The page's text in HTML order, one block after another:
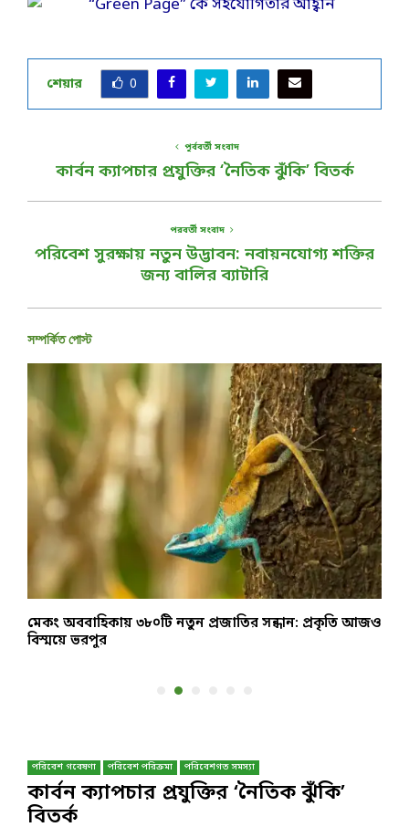
শেয়ার 0
পূর্ববর্তী সংবাদ
কার্বন ক্যাপচার প্রযুক্তির ‘নৈতিক ঝুঁকি’ বিতর্ক
পরবর্তী সংবাদ
পরিবেশ সুরক্ষায় নতুন উদ্ভাবন: নবায়নযোগ্য শক্তির
জন্য বালির ব্যাটারি
সম্পর্কিত পোস্ট
মেকং অববাহিকায় ৩৮০টি নতুন প্রজাতির সন্ধান: প্রকৃতি আজও
বিস্ময়ে ভরপুর
পরিবেশ গবেষণা পরিবেশ পরিক্রমা পরিবেশগত সমস্যা
কার্বন ক্যাপচার প্রযুক্তির ‘নৈতিক ঝুঁকি’
বিতর্ক